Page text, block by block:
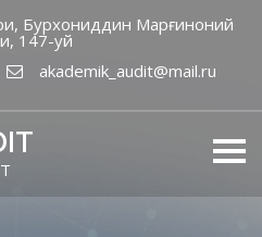
Бурхониддин Марғиноний
147-уй
akademik_audit@mail.ru